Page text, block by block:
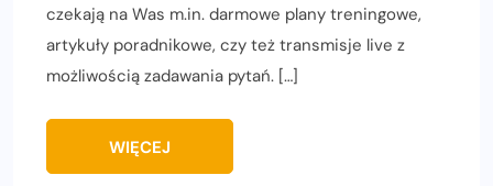
czekają na Was m.in. darmowe plany treningowe,
artykuły poradnikowe, czy też transmisje live z
możliwością zadawania pytań. […]
WIĘCEJ